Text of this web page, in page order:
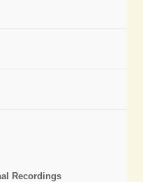
Recordings